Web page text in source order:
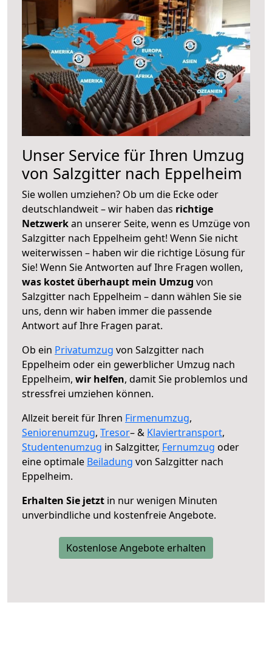
Unser Service für Ihren Umzug
von Salzgitter nach Eppelheim
Sie wollen umziehen? Ob um die Ecke oder
deutschlandweit – wir haben das richtige
Netzwerkan unserer Seite, wenn es Umzüge von
Salzgitter nach Eppelheim geht! Wenn Sie nicht
weiterwissen – haben wir die richtige Lösung für
Sie! Wenn Sie Antworten auf Ihre Fragen wollen,
was kostet überhaupt mein Umzug von
Salzgitter nach Eppelheim – dann wählen Sie sie
uns, denn wir haben immer die passende
Antwort auf Ihre Fragen parat.
Ob ein Privatumzug von Salzgitter nach
Eppelheim oder ein gewerblicher Umzug nach
Eppelheim, wir helfen, damit Sie problemlos und
stressfrei umziehen können.
Allzeit bereit für Ihren Firmenumzug,
Seniorenumzug, Tresor– & Klaviertransport,
Studentenumzug in Salzgitter, Fernumzug oder
eine optimale Beiladung von Salzgitter nach
Eppelheim.
Erhalten Sie jetzt in nur wenigen Minuten
unverbindliche und kostenfreie Angebote.
Kostenlose Angebote erhalten